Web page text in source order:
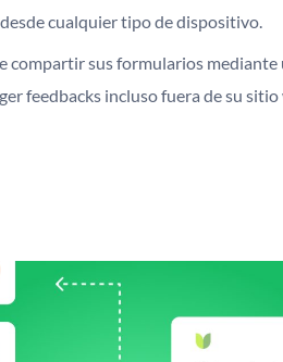
cualquier tipo de dispositivo.
compartir sus formularios mediante
feedbacks incluso fuera de su sitio